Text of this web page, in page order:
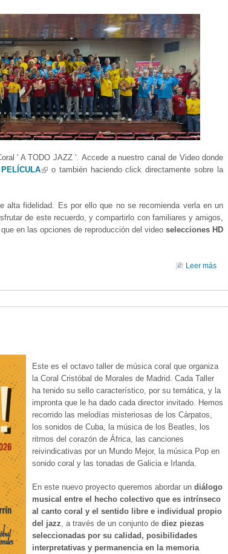
' A TODO JAZZ '. Accede a nuestro canal de Video donde
PELÍCULA(link is external)
o también haciendo click directamente sobre la
alta fidelidad. Es por ello que no se recomienda verla en un
de este recuerdo, y compartirlo con familiares y amigos,
en las opciones de reproducción del videoselecciones HD
Leer más
Este es el octavo taller de música coral que organiza
la Coral Cristóbal de Morales de Madrid. Cada Taller
ha tenido su sello característico, por su temática, y la
impronta que le ha dado cada director invitado. Hemos
recorrido las melodías misteriosas de los Cárpatos,
los sonidos de Cuba, la música de los Beatles, los
ritmos del corazón de África, las canciones
reivindicativas por un Mundo Mejor, la música Pop en
sonido coral y las tonadas de Galicia e Irlanda.
En este nuevo proyecto queremos abordar un diálogo
musical entre el hecho colectivo que es intrínseco
al canto coral y el sentido libre e individual propio
del jazz , a través de un conjunto dediez piezas
seleccionadas por su calidad, posibilidades
interpretativas y permanencia en la memoria